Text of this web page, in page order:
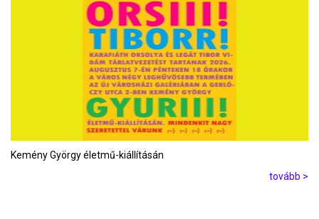
Kemény György életmű-kiállításán
tovább >